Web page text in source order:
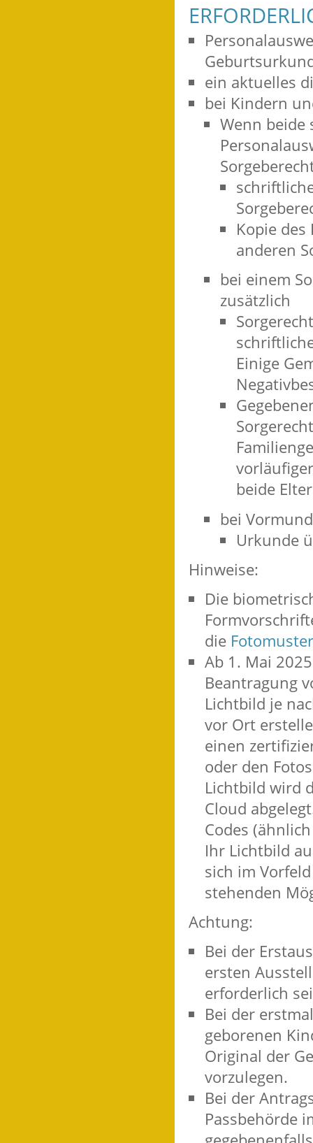
ein aktuelles
bei Kindern
Wenn beide
Kopie des
anderen
bei einem
zusätzlich
Einige
beide
bei
Urkunde
Hinweise:
Die
die
Ab 1. Mai
Beantragung
Lichtbild je
vor Ort
einen
oder den
Lichtbild wird
Cloud
Codes
Ihr Lichtbild
sich im
stehenden
Achtung:
Bei der
ersten
erforderlich
Bei der
geborenen
Original der
vorzulegen.
Bei der
Passbehörde